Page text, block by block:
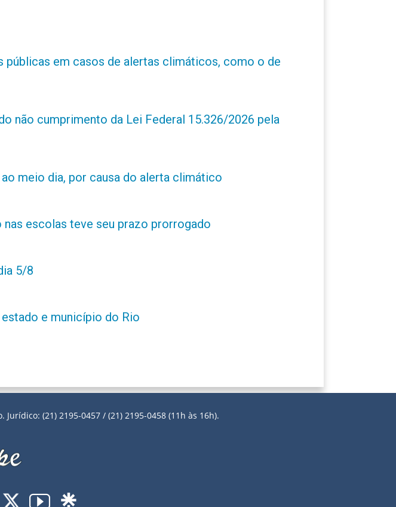
em casos de alertas climáticos, como o de
não cumprimento da Lei Federal 15.326/2026 pela
meio dia, por causa do alerta climático
escolas teve seu prazo prorrogado
5/8
e município do Rio
(21) 2195-0457 / (21) 2195-0458 (11h às 16h).